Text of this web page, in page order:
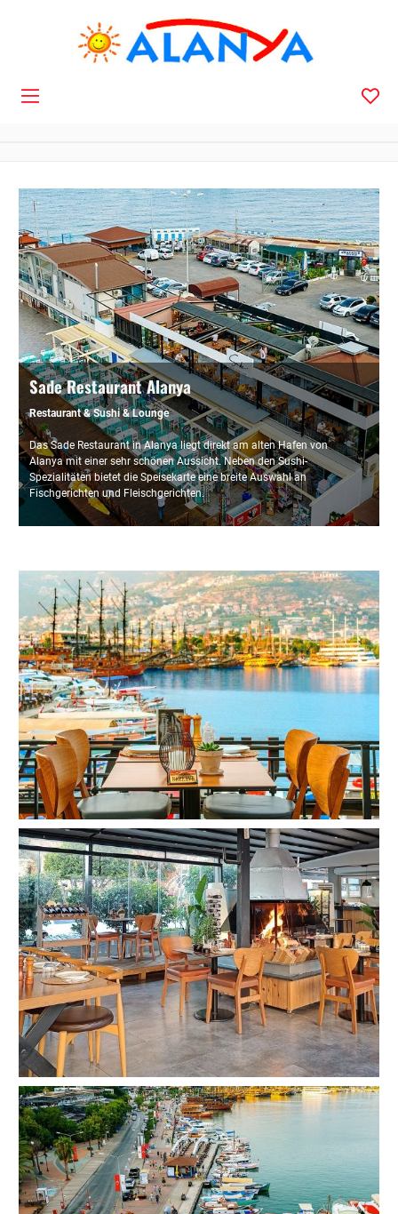
Sade Restaurant Alanya
Restaurant & Sushi & Lounge
Das Sade Restaurant in Alanya liegt direkt am alten Hafen von
Alanya mit einer sehr schönen Aussicht. Neben den Sushi-
Spezialitäten bietet die Speisekarte eine breite Auswahl an
Fischgerichten und Fleischgerichten.